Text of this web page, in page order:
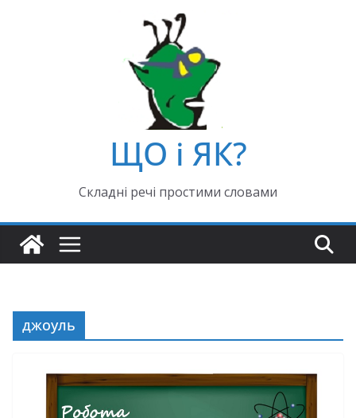
ЩО і ЯК?
Складні речі простими словами
джоуль